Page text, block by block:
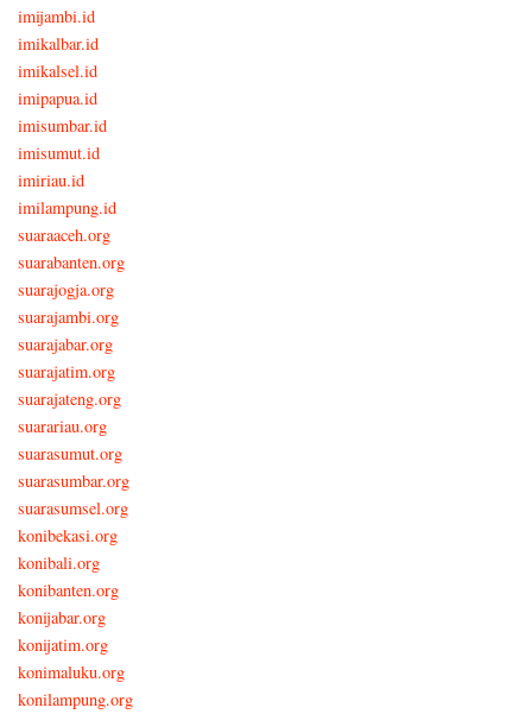
imijambi.id
imikalbar.id
imikalsel.id
imipapua.id
imisumbar.id
imisumut.id
imiriau.id
imilampung.id
suaraaceh.org
suarabanten.org
suarajogja.org
suarajambi.org
suarajabar.org
suarajatim.org
suarajateng.org
suarariau.org
suarasumut.org
suarasumbar.org
suarasumsel.org
konibekasi.org
konibali.org
konibanten.org
konijabar.org
konijatim.org
konimaluku.org
konilampung.org